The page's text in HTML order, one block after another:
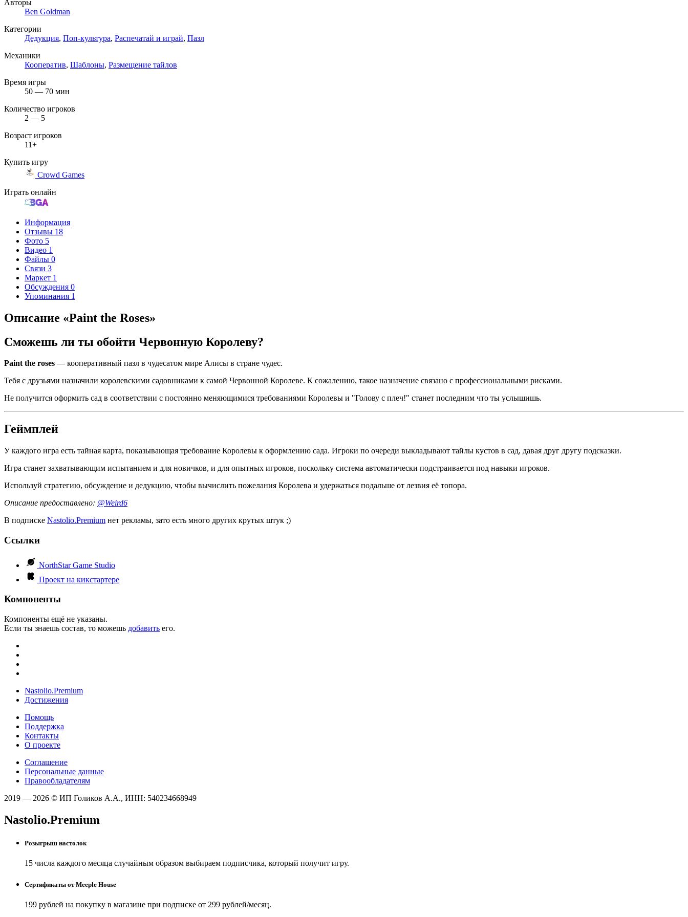
Авторы
Ben Goldman
Категории
Дедукция, Поп-культура, Распечатай и играй, Пазл
Механики
Кооператив, Шаблоны, Размещение тайлов
Время игры
50 — 70 мин
Количество игроков
2 — 5
Возраст игроков
11+
Купить игру
Crowd Games
Играть онлайн
Информация
Отзывы 18
Фото 5
Видео 1
Файлы 0
Связи 3
Маркет 1
Обсуждения 0
Упоминания 1
Описание «Paint the Roses»
Сможешь ли ты обойти Червонную Королеву?
Paint the roses — кооперативный пазл в чудесатом мире Алисы в стране чудес.
Тебя с друзьями назначили королевскими садовниками к самой Червонной Королеве. К сожалению, такое назначение связано с профессиональными рисками.
Не получится оформить сад в соответствии с постоянно меняющимися требованиями Королевы и "Голову с плеч!" станет последним что ты услышишь.
Геймплей
У каждого игра есть тайная карта, показывающая требование Королевы к оформлению сада. Игроки по очереди выкладывают тайлы кустов в сад, давая друг другу подсказки.
Игра станет захватывающим испытанием и для новичков, и для опытных игроков, поскольку система автоматически подстраивается под навыки игроков.
Используй стратегию, обсуждение и дедукцию, чтобы вычислить пожелания Королева и удержаться подальше от лезвия её топора.
Описание предоставлено: @Weird6
В подписке Nastolio.Premium нет рекламы, зато есть много других крутых штук ;)
Ссылки
NorthStar Game Studio
Проект на кикстартере
Компоненты
Компоненты ещё не указаны.
Если ты знаешь состав, то можешь добавить его.
Nastolio.Premium
Достижения
Помощь
Поддержка
Контакты
О проекте
Соглашение
Персональные данные
Правообладателям
2019 — 2026 © ИП Голиков А.А., ИНН: 540234668949
Nastolio.Premium
Розыгрыш настолок
15 числа каждого месяца случайным образом выбираем подписчика, который получит игру.
Сертификаты от Meeple House
199 рублей на покупку в магазине при подписке от 299 рублей/месяц.